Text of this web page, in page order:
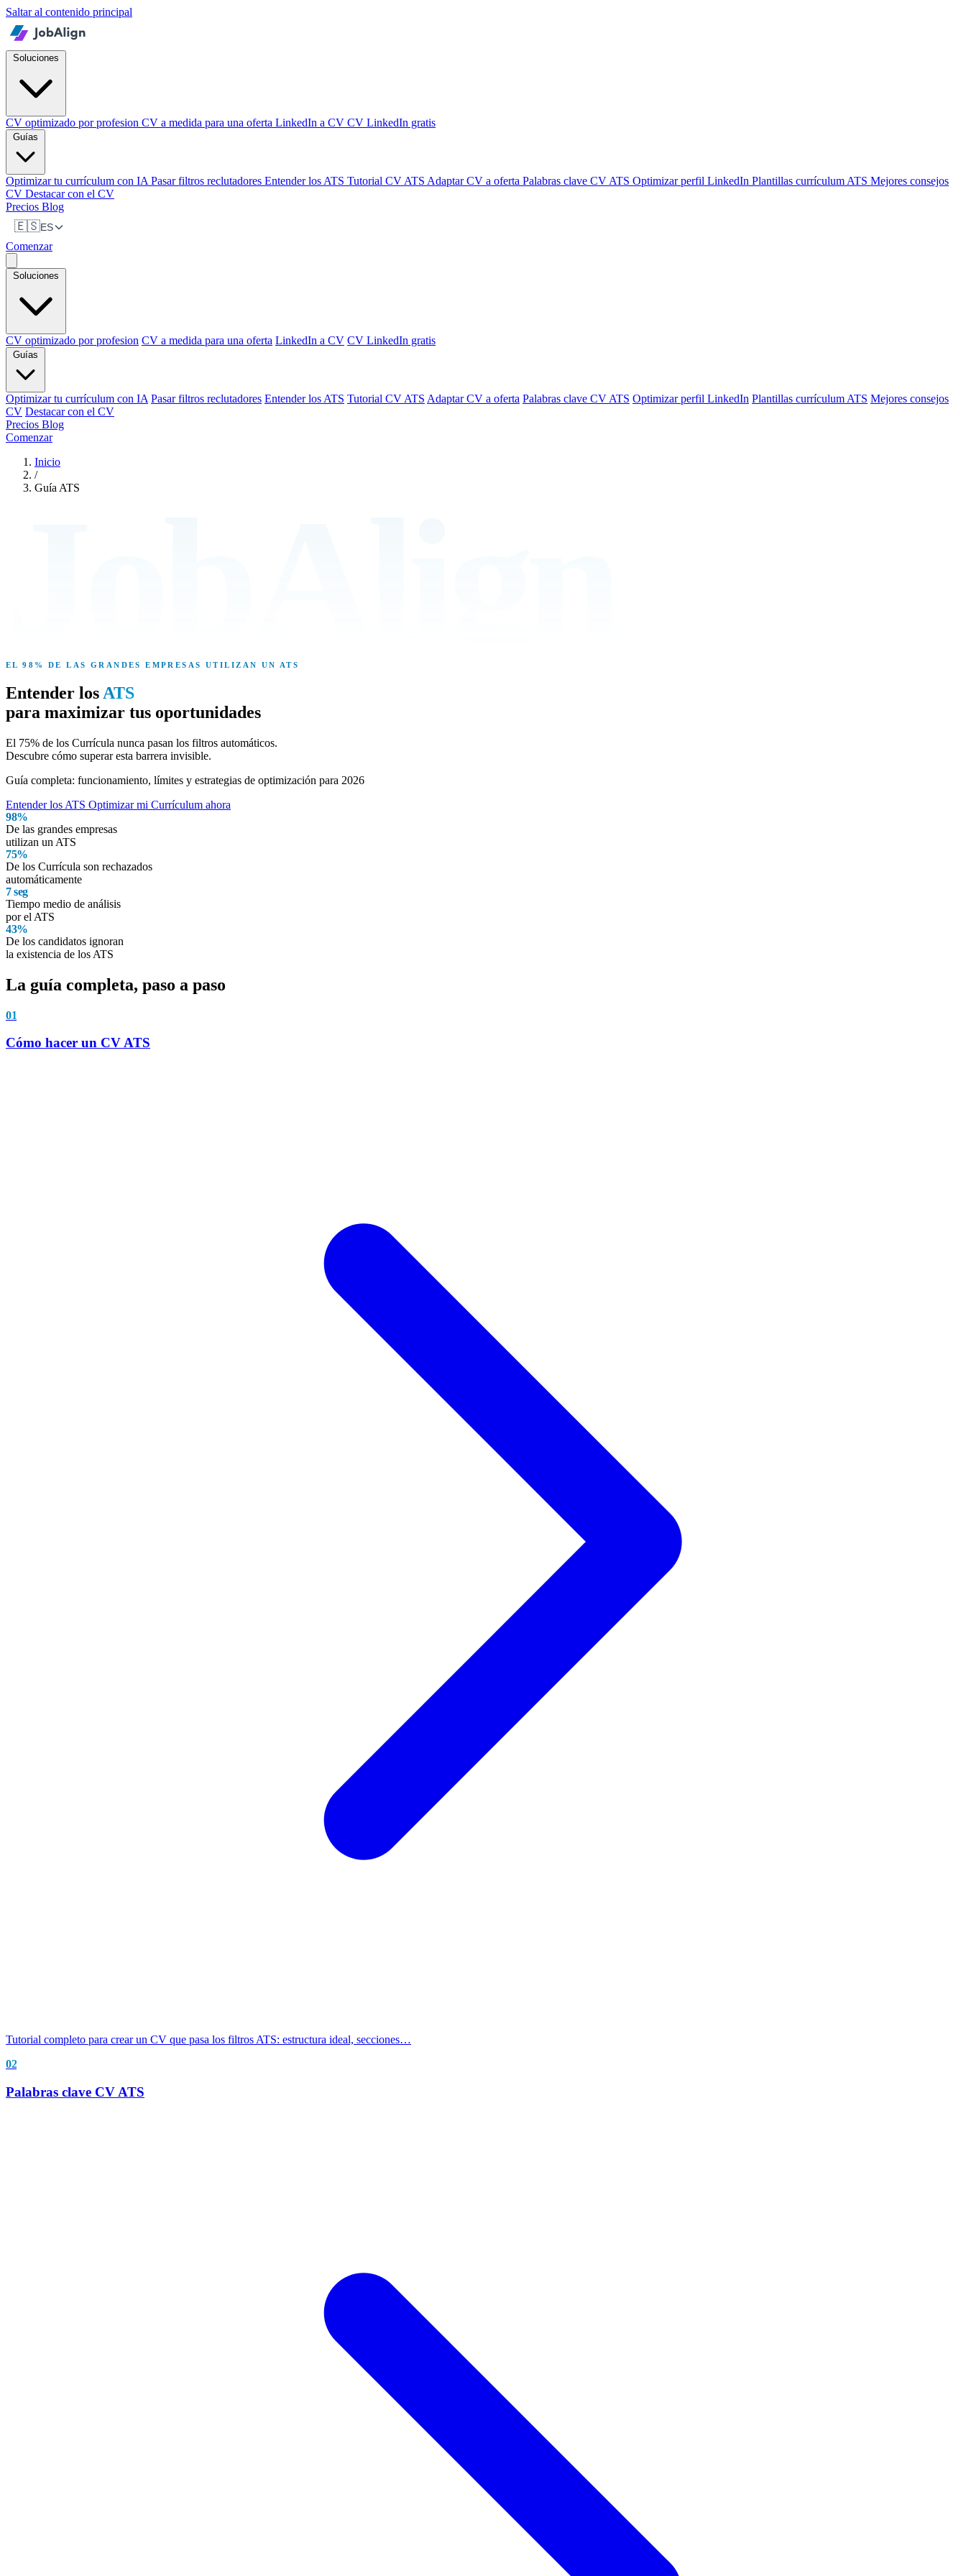
Saltar al contenido principal
CV optimizado por profesion CV a medida para una oferta LinkedIn a CV CV LinkedIn gratis
Optimizar tu currículum con IA Pasar filtros reclutadores Entender los ATS Tutorial CV ATS Adaptar CV a oferta Palabras clave CV ATS Optimizar perfil LinkedIn Plantillas currículum ATS Mejores consejos
CV Destacar con el CV
Precios Blog
🇪🇸ES
Comenzar
CV optimizado por profesion CV a medida para una oferta LinkedIn a CV CV LinkedIn gratis
Optimizar tu currículum con IA Pasar filtros reclutadores Entender los ATS Tutorial CV ATS Adaptar CV a oferta Palabras clave CV ATS Optimizar perfil LinkedIn Plantillas currículum ATS Mejores consejos
CV Destacar con el CV
Precios Blog
Comenzar
Inicio
/
Guía ATS
EL 98% DE LAS GRANDES EMPRESAS UTILIZAN UN ATS
Entender los ATS
para maximizar tus oportunidades
El 75% de los Currícula nunca pasan los filtros automáticos.
Descubre cómo superar esta barrera invisible.
Guía completa: funcionamiento, límites y estrategias de optimización para 2026
Entender los ATS Optimizar mi Currículum ahora
98%
De las grandes empresas
utilizan un ATS
75%
De los Currícula son rechazados
automáticamente
7 seg
Tiempo medio de análisis
por el ATS
43%
De los candidatos ignoran
la existencia de los ATS
La guía completa, paso a paso
01
Cómo hacer un CV ATS
Tutorial completo para crear un CV que pasa los filtros ATS: estructura ideal, secciones…
02
Palabras clave CV ATS